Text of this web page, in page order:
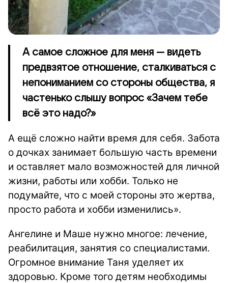
А самое сложное для меня — видеть
предвзятое отношение, сталкиваться с
непониманием со стороны общества, я
частенько слышу вопрос «Зачем тебе
всё это надо?»
А ещё сложно найти время для себя. Забота
о дочках занимает большую часть времени
и оставляет мало возможностей для личной
жизни, работы или хобби. Только не
подумайте, что с моей стороны это жертва,
просто работа и хобби изменились».
Ангелине и Маше нужно многое: лечение,
реабилитация, занятия со специалистами.
Огромное внимание Таня уделяет их
здоровью. Кроме того детям необходимы